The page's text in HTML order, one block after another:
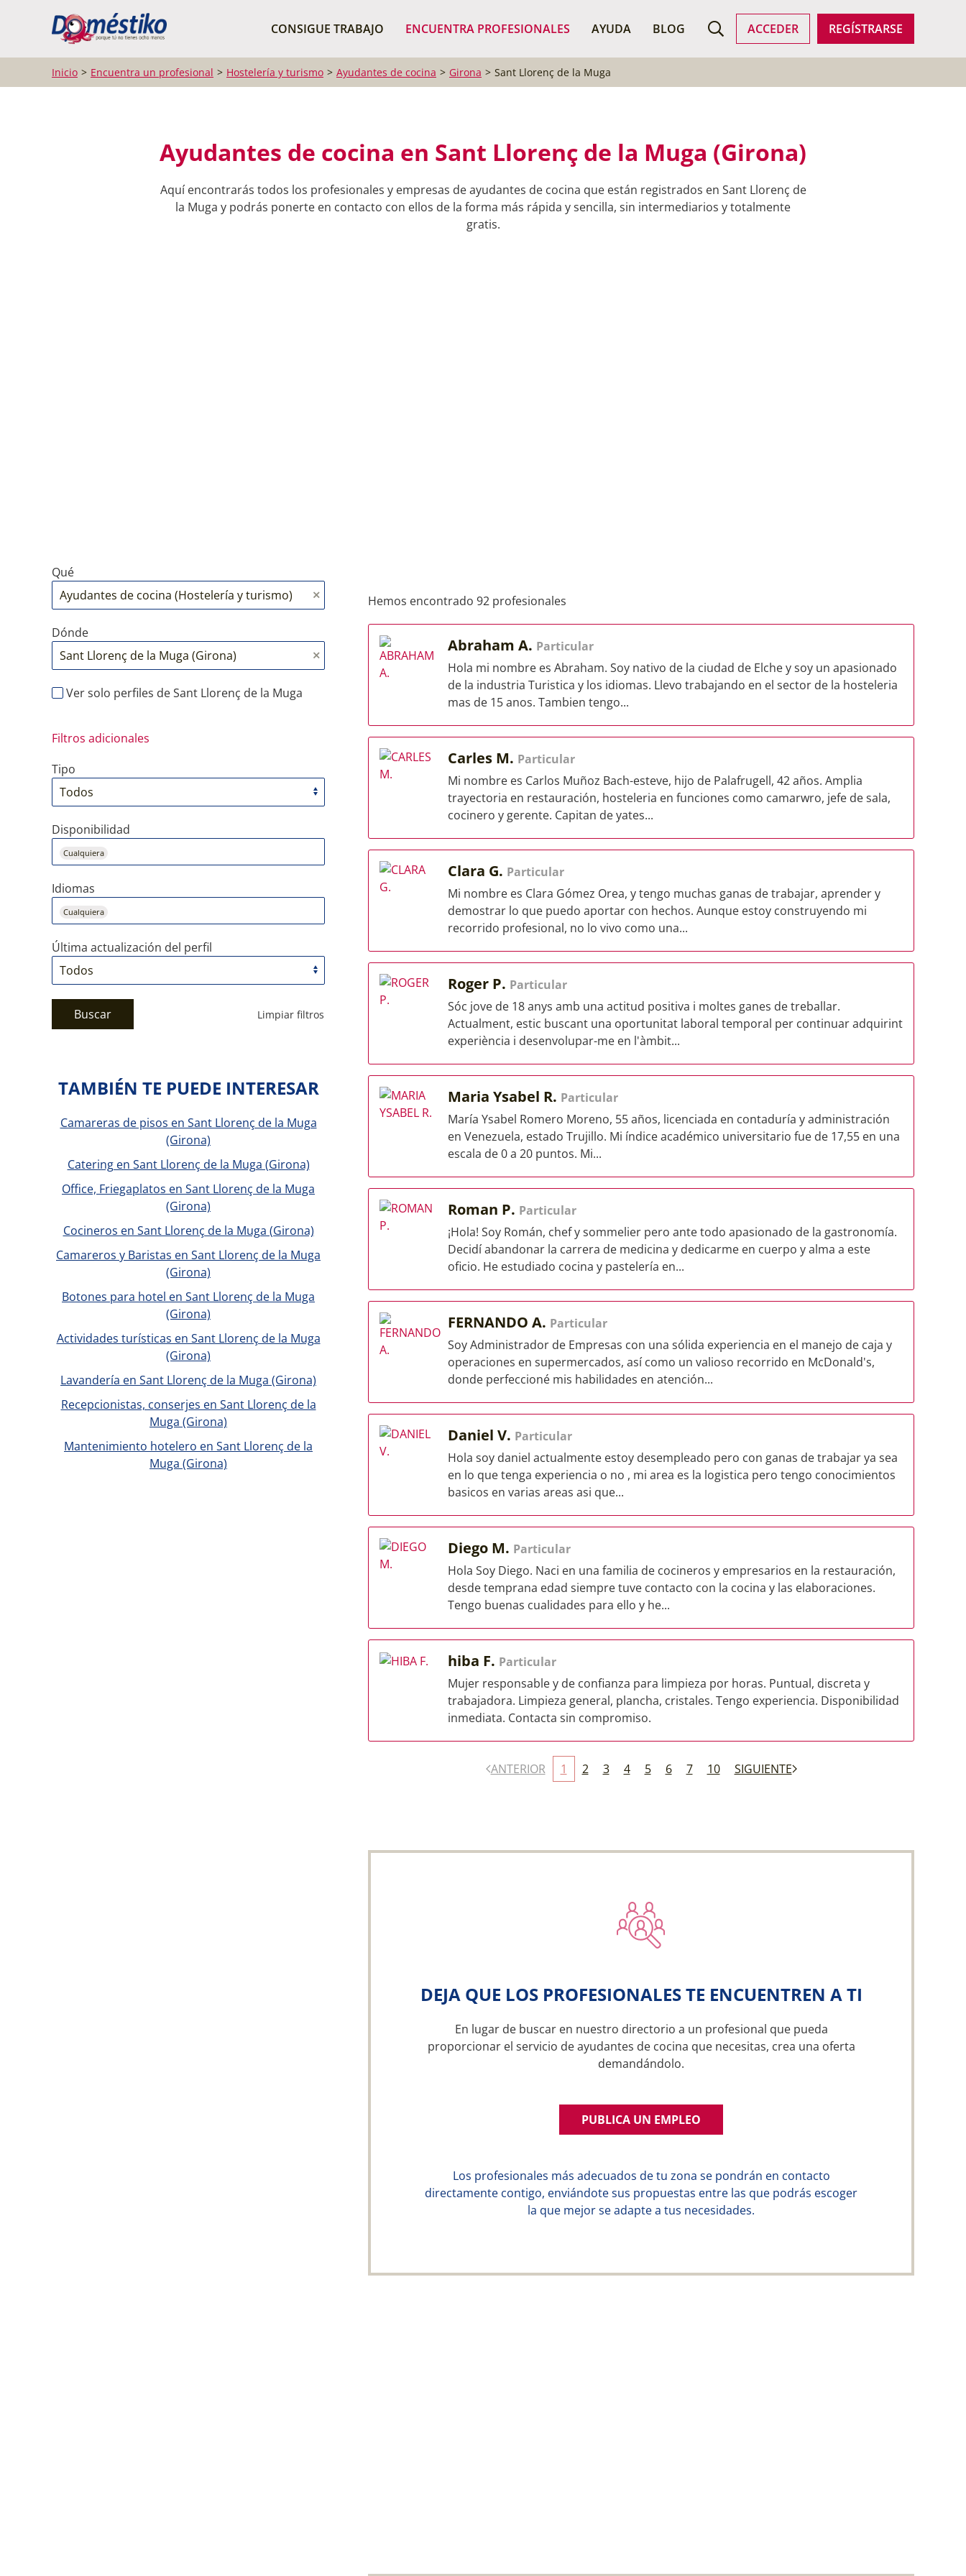
CONSIGUE TRABAJO ENCUENTRA PROFESIONALES AYUDA BLOG ACCEDER REGÍSTRARSE
BUSCAR PROFESIONALES
Inicio Encuentra un profesional Hostelería y turismo Ayudantes de cocina Girona Sant Llorenç de la Muga
Ayudantes de cocina en Sant Llorenç de la Muga (Girona)
Aquí encontrarás todos los profesionales y empresas de ayudantes de cocina que están registrados en Sant Llorenç de
la Muga y podrás ponerte en contacto con ellos de la forma más rápida y sencilla, sin intermediarios y totalmente
gratis.
Qué
Dónde
Ver solo perfiles de Sant Llorenç de la Muga
Filtros adicionales
Tipo
Disponibilidad
Cualquiera
Idiomas
Cualquiera
Última actualización del perfil
Buscar Limpiar filtros
Hemos encontrado 92 profesionales
Abraham A. Particular
Hola mi nombre es Abraham. Soy nativo de la ciudad de Elche y soy un apasionado
de la industria Turistica y los idiomas. Llevo trabajando en el sector de la hosteleria
mas de 15 anos. Tambien tengo...
Carles M. Particular
Mi nombre es Carlos Muñoz Bach-esteve, hijo de Palafrugell, 42 años. Amplia
trayectoria en restauración, hosteleria en funciones como camarwro, jefe de sala,
cocinero y gerente. Capitan de yates...
Clara G. Particular
Mi nombre es Clara Gómez Orea, y tengo muchas ganas de trabajar, aprender y
demostrar lo que puedo aportar con hechos. Aunque estoy construyendo mi
recorrido profesional, no lo vivo como una...
Roger P. Particular
Sóc jove de 18 anys amb una actitud positiva i moltes ganes de treballar.
Actualment, estic buscant una oportunitat laboral temporal per continuar adquirint
experiència i desenvolupar-me en l'àmbit...
Maria Ysabel R. Particular
María Ysabel Romero Moreno, 55 años, licenciada en contaduría y administración
en Venezuela, estado Trujillo. Mi índice académico universitario fue de 17,55 en una
escala de 0 a 20 puntos. Mi...
Roman P. Particular
¡Hola! Soy Román, chef y sommelier pero ante todo apasionado de la gastronomía.
Decidí abandonar la carrera de medicina y dedicarme en cuerpo y alma a este
oficio. He estudiado cocina y pastelería en...
FERNANDO A. Particular
Soy Administrador de Empresas con una sólida experiencia en el manejo de caja y
operaciones en supermercados, así como un valioso recorrido en McDonald's,
donde perfeccioné mis habilidades en atención...
Daniel V. Particular
Hola soy daniel actualmente estoy desempleado pero con ganas de trabajar ya sea
en lo que tenga experiencia o no , mi area es la logistica pero tengo conocimientos
basicos en varias areas asi que...
Diego M. Particular
Hola Soy Diego. Naci en una familia de cocineros y empresarios en la restauración,
desde temprana edad siempre tuve contacto con la cocina y las elaboraciones.
Tengo buenas cualidades para ello y he...
hiba F. Particular
Mujer responsable y de confianza para limpieza por horas. Puntual, discreta y
trabajadora. Limpieza general, plancha, cristales. Tengo experiencia. Disponibilidad
inmediata. Contacta sin compromiso.
ANTERIOR 1 2 3 4 5 6 7 10 SIGUIENTE
DEJA QUE LOS PROFESIONALES TE ENCUENTREN A TI
En lugar de buscar en nuestro directorio a un profesional que pueda
proporcionar el servicio de ayudantes de cocina que necesitas, crea una oferta
demandándolo.
PUBLICA UN EMPLEO
Los profesionales más adecuados de tu zona se pondrán en contacto
directamente contigo, enviándote sus propuestas entre las que podrás escoger
la que mejor se adapte a tus necesidades.
TAMBIÉN TE PUEDE INTERESAR
Camareras de pisos en Sant Llorenç de la Muga
(Girona)
Catering en Sant Llorenç de la Muga (Girona)
Office, Friegaplatos en Sant Llorenç de la Muga
(Girona)
Cocineros en Sant Llorenç de la Muga (Girona)
Camareros y Baristas en Sant Llorenç de la Muga
(Girona)
Botones para hotel en Sant Llorenç de la Muga
(Girona)
Actividades turísticas en Sant Llorenç de la Muga
(Girona)
Lavandería en Sant Llorenç de la Muga (Girona)
Recepcionistas, conserjes en Sant Llorenç de la
Muga (Girona)
Mantenimiento hotelero en Sant Llorenç de la
Muga (Girona)